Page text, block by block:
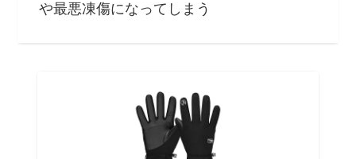
や最悪凍傷になってしまう